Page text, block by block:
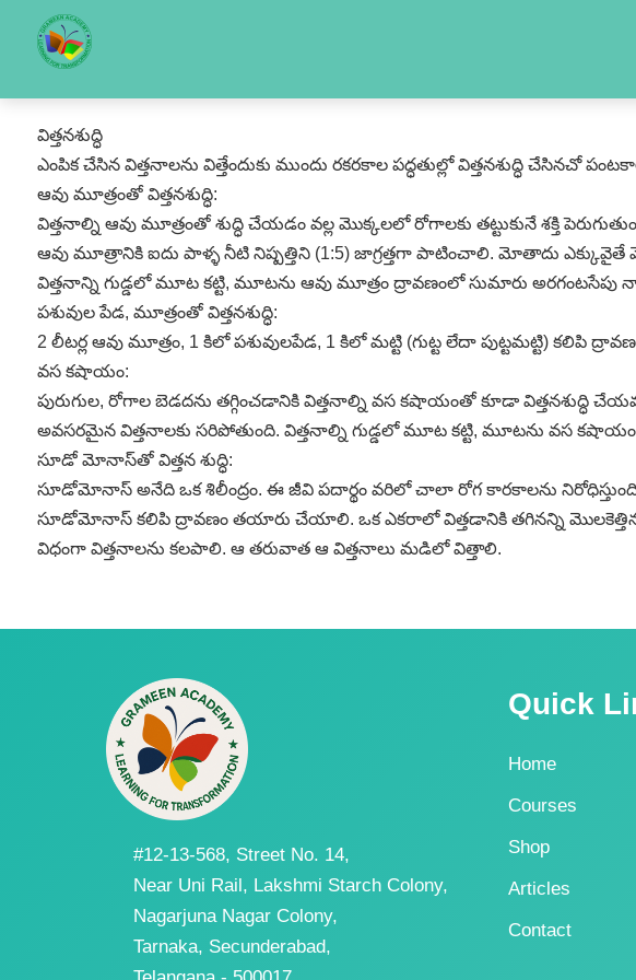
విత్తనశుద్ధి
ఎంపిక చేసిన విత్తనాలను విత్తేందుకు ముందు రకరకాల పద్ధతుల్లో విత్తనశుద్ధి చేసినచో
ఆవు మూత్రంతో విత్తనశుద్ధి:
విత్తనాల్ని ఆవు మూత్రంతో శుద్ధి చేయడం వల్ల మొక్కలలో రోగాలకు తట్టుకునే శక్తి
ఆవు మూత్రానికి ఐదు పాళ్ళ నీటి నిష్పత్తిని (1:5) జాగ్రత్తగా పాటించాలి. మోతాదు
విత్తనాన్ని గుడ్డలో మూట కట్టి, మూటను ఆవు మూత్రం ద్రావణంలో సుమారు
పశువుల పేడ, మూత్రంతో విత్తనశుద్ధి:
2 లీటర్ల ఆవు మూత్రం, 1 కిలో పశువులపేడ, 1 కిలో మట్టి (గుట్ట లేదా పుట్టమట్టి) కలిపి
వస కషాయం:
పురుగుల, రోగాల బెడదను తగ్గించడానికి విత్తనాల్ని వస కషాయంతో కూడా విత్తనశుద్ధి
అవసరమైన విత్తనాలకు సరిపోతుంది. విత్తనాల్ని గుడ్డలో మూట కట్టి, మూటను వస
సూడో మోనాస్‌తో విత్తన శుద్ధి:
సూడోమోనాస్‌ అనేది ఒక శిలీంద్రం. ఈ జీవి పదార్థం వరిలో చాలా రోగ కారకాలను
సూడోమోనాస్‌ కలిపి ద్రావణం తయారు చేయాలి. ఒక ఎకరాలో విత్తడానికి తగినన్ని మొలకెత్తిన
విధంగా విత్తనాలను కలపాలి. ఆ తరువాత ఆ విత్తనాలు మడిలో విత్తాలి.
#12-13-568, Street No. 14,
Near Uni Rail, Lakshmi Starch Colony,
Nagarjuna Nagar Colony,
Tarnaka, Secunderabad,
Quick
Home
Courses
Shop
Articles
Contact